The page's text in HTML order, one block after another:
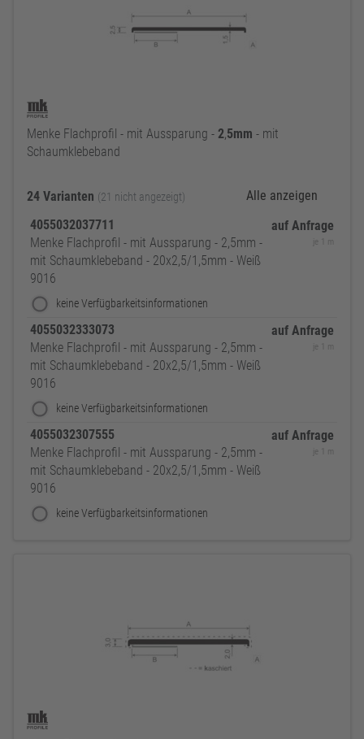
Menke Flachprofil - mit Aussparung - 2,5mm - mit
Schaumklebeband
24 Varianten (21 nicht angezeigt)
Alle anzeigen
4055032037711
Menke Flachprofil - mit Aussparung - 2,5mm -
mit Schaumklebeband - 20x2,5/1,5mm - Weiß
9016
keine Verfügbarkeitsinformationen
auf Anfrage
je 1 m
4055032333073
Menke Flachprofil - mit Aussparung - 2,5mm -
mit Schaumklebeband - 20x2,5/1,5mm - Weiß
9016
keine Verfügbarkeitsinformationen
auf Anfrage
je 1 m
4055032307555
Menke Flachprofil - mit Aussparung - 2,5mm -
mit Schaumklebeband - 20x2,5/1,5mm - Weiß
9016
keine Verfügbarkeitsinformationen
auf Anfrage
je 1 m